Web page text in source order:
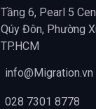
Tầng 6, Pearl 5
Qúy Đôn, Phường
TP.HCM
info@Migration.vn
028 7301 8778